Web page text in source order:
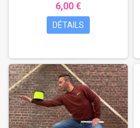
6,00 €
DÉTAILS